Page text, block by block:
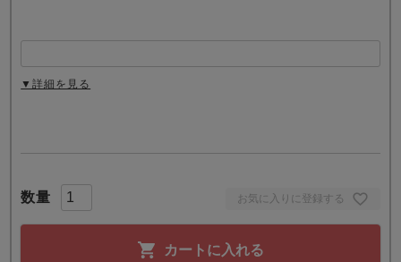
お気に入りに登録する
カートに入れる
▼詳細を見る